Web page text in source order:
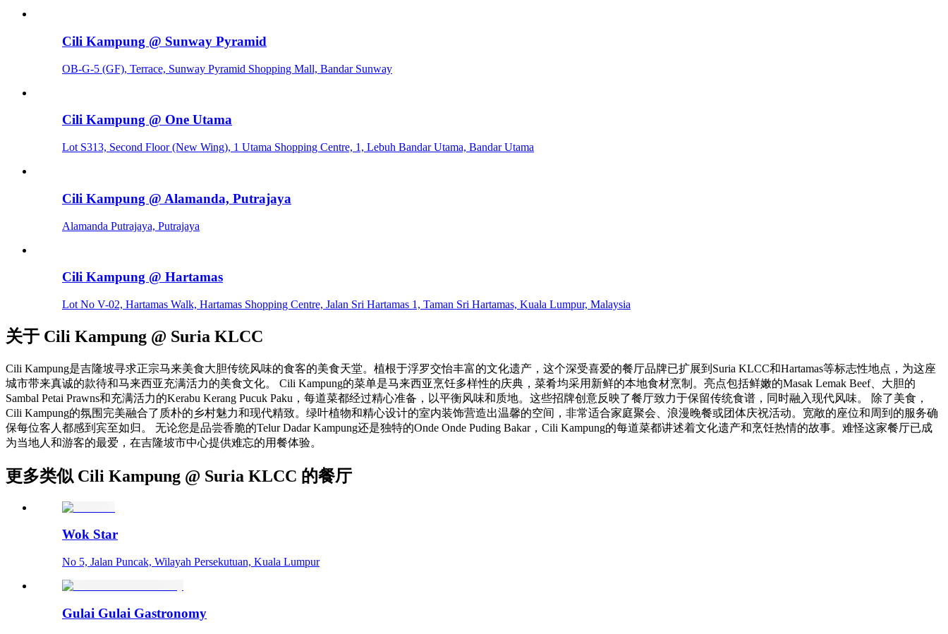
Cili Kampung @ Sunway Pyramid
OB-G-5 (GF), Terrace, Sunway Pyramid Shopping Mall, Bandar Sunway
Cili Kampung @ One Utama
Lot S313, Second Floor (New Wing), 1 Utama Shopping Centre, 1, Lebuh Bandar Utama, Bandar Utama
Cili Kampung @ Alamanda, Putrajaya
Alamanda Putrajaya, Putrajaya
Cili Kampung @ Hartamas
Lot No V-02, Hartamas Walk, Hartamas Shopping Centre, Jalan Sri Hartamas 1, Taman Sri Hartamas, Kuala Lumpur, Malaysia
关于 Cili Kampung @ Suria KLCC
Cili Kampung是吉隆坡寻求正宗马来美食大胆传统风味的食客的美食天堂。植根于浮罗交怡丰富的文化遗产，这个深受喜爱的餐厅品牌已扩展到Suria KLCC和Hartamas等标志性地点，为这座
城市带来真诚的款待和马来西亚充满活力的美食文化。 Cili Kampung的菜单是马来西亚烹饪多样性的庆典，菜肴均采用新鲜的本地食材烹制。亮点包括鲜嫩的Masak Lemak Beef、大胆的
Sambal Petai Prawns和充满活力的Kerabu Kerang Pucuk Paku，每道菜都经过精心准备，以平衡风味和质地。这些招牌创意反映了餐厅致力于保留传统食谱，同时融入现代风味。 除了美食，
Cili Kampung的氛围完美融合了质朴的乡村魅力和现代精致。绿叶植物和精心设计的室内装饰营造出温馨的空间，非常适合家庭聚会、浪漫晚餐或团体庆祝活动。宽敞的座位和周到的服务确
保每位客人都感到宾至如归。 无论您是品尝香脆的Telur Dadar Kampung还是独特的Onde Onde Puding Bakar，Cili Kampung的每道菜都讲述着文化遗产和烹饪热情的故事。难怪这家餐厅已成
为当地人和游客的最爱，在吉隆坡市中心提供难忘的用餐体验。
更多类似 Cili Kampung @ Suria KLCC 的餐厅
Wok Star
No 5, Jalan Puncak, Wilayah Persekutuan, Kuala Lumpur
Gulai Gulai Gastronomy